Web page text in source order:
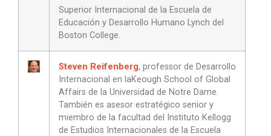
Superior Internacional de la Escuela de
Educación y Desarrollo Humano Lynch del
Boston College.
Steven Reifenberg, professor de Desarrollo
Internacional en laKeough School of Global
Affairs de la Universidad de Notre Dame.
También es asesor estratégico senior y
miembro de la facultad del Instituto Kellogg
de Estudios Internacionales de la Escuela